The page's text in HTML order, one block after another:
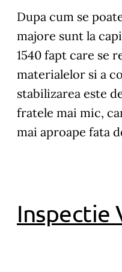
Dupa cum se
majore sunt la
1540 fapt care se
materialelor si a
stabilizarea este
fratele mai mic,
mai aproape fata
Inspectie